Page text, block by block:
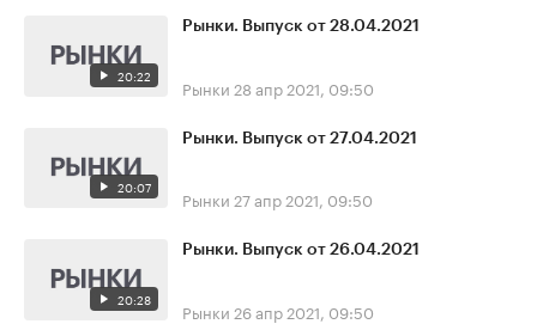
20:22
Рынки. Выпуск от 28.04.2021
Рынки 28 апр 2021, 09:50
20:07
Рынки. Выпуск от 27.04.2021
Рынки 27 апр 2021, 09:50
20:28
Рынки. Выпуск от 26.04.2021
Рынки 26 апр 2021, 09:50